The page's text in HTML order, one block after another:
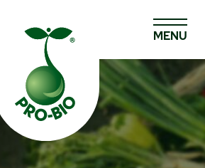
Prohledat PRO-BIO
MENU